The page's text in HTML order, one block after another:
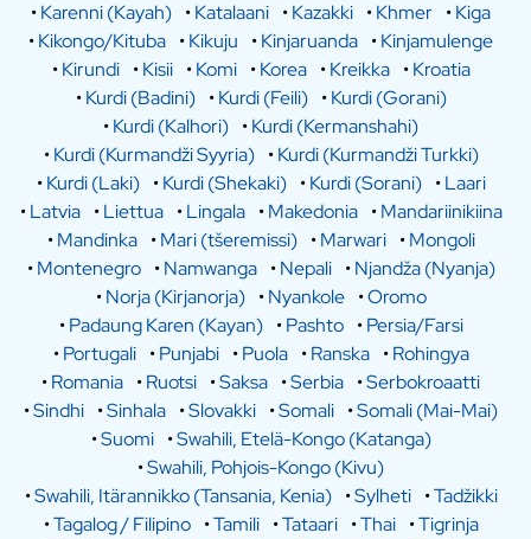
•Karenni (Kayah) •Katalaani •Kazakki •Khmer •Kiga
•Kikongo/Kituba •Kikuju •Kinjaruanda •Kinjamulenge
•Kirundi •Kisii •Komi •Korea •Kreikka •Kroatia
•Kurdi (Badini) •Kurdi (Feili) •Kurdi (Gorani)
•Kurdi (Kalhori) •Kurdi (Kermanshahi)
•Kurdi (Kurmandži Syyria) •Kurdi (Kurmandži Turkki)
•Kurdi (Laki) •Kurdi (Shekaki) •Kurdi (Sorani) •Laari
•Latvia •Liettua •Lingala •Makedonia •Mandariinikiina
•Mandinka •Mari (tšeremissi) •Marwari •Mongoli
•Montenegro •Namwanga •Nepali •Njandža (Nyanja)
•Norja (Kirjanorja) •Nyankole •Oromo
•Padaung Karen (Kayan) •Pashto •Persia/Farsi
•Portugali •Punjabi •Puola •Ranska •Rohingya
•Romania •Ruotsi •Saksa •Serbia •Serbokroaatti
•Sindhi •Sinhala •Slovakki •Somali •Somali (Mai-Mai)
•Suomi •Swahili, Etelä-Kongo (Katanga)
•Swahili, Pohjois-Kongo (Kivu)
•Swahili, Itärannikko (Tansania, Kenia) •Sylheti •Tadžikki
•Tagalog / Filipino •Tamili •Tataari •Thai •Tigrinja